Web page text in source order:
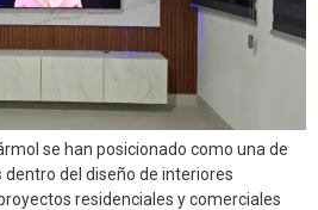
se han posicionado como una de
dentro del diseño de interiores
residenciales y comerciales